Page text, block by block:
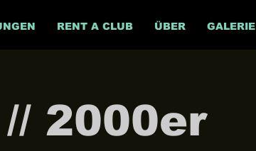
RENT A CLUB ÜBER GALERIE
2000er